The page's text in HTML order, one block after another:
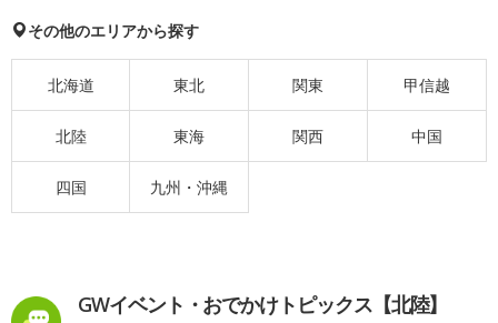
その他のエリアから探す
北海道 東北 関東 甲信越
北陸 東海 関西 中国
四国 九州・沖縄
GWイベント・おでかけトピックス【北陸】